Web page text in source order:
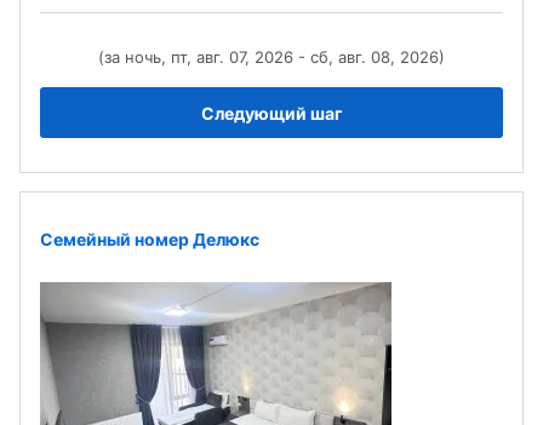
(за ночь, пт, авг. 07, 2026 - сб, авг. 08, 2026)
Следующий шаг
Семейный номер Делюкс